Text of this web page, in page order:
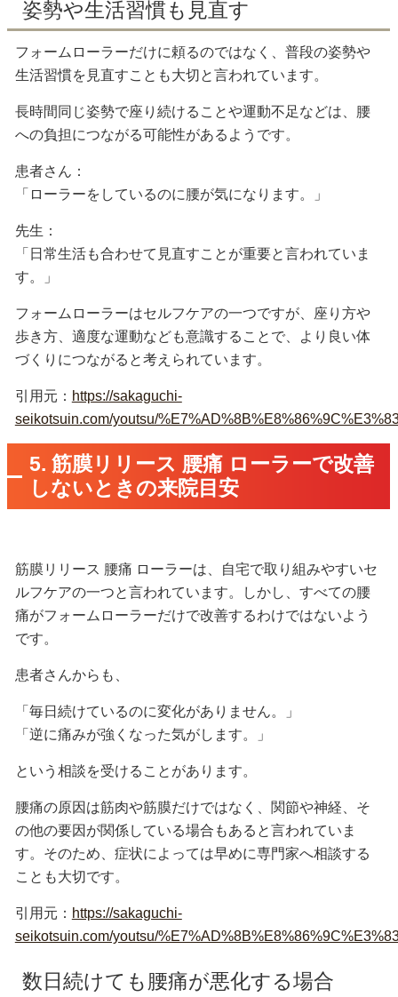
姿勢や生活習慣も見直す
フォームローラーだけに頼るのではなく、普段の姿勢や
生活習慣を見直すことも大切と言われています。
長時間同じ姿勢で座り続けることや運動不足などは、腰
への負担につながる可能性があるようです。
患者さん：
「ローラーをしているのに腰が気になります。」
先生：
「日常生活も合わせて見直すことが重要と言われていま
す。」
フォームローラーはセルフケアの一つですが、座り方や
歩き方、適度な運動なども意識することで、より良い体
づくりにつながると考えられています。
引用元： https://sakaguchi-
seikotsuin.com/youtsu/
5. 筋膜リリース 腰痛 ローラーで改善
しないときの来院目安
筋膜リリース 腰痛 ローラーは、自宅で取り組みやすいセ
ルフケアの一つと言われています。しかし、すべての腰
痛がフォームローラーだけで改善するわけではないよう
です。
患者さんからも、
「毎日続けているのに変化がありません。」
「逆に痛みが強くなった気がします。」
という相談を受けることがあります。
腰痛の原因は筋肉や筋膜だけではなく、関節や神経、そ
の他の要因が関係している場合もあると言われていま
す。そのため、症状によっては早めに専門家へ相談する
ことも大切です。
引用元： https://sakaguchi-
seikotsuin.com/youtsu/
数日続けても腰痛が悪化する場合